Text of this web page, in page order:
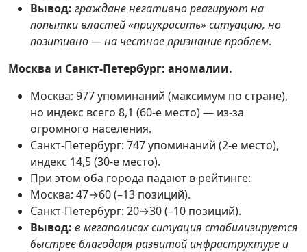
Вывод: граждане негативно реагируют на
попытки властей «приукрасить» ситуацию, но
позитивно — на честное признание проблем.
Москва и Санкт-Петербург: аномалии.
Москва: 977 упоминаний (максимум по стране),
но индекс всего 8,1 (60-е место) — из-за
огромного населения.
Санкт-Петербург: 747 упоминаний (2-е место),
индекс 14,5 (30-е место).
При этом оба города падают в рейтинге:
Москва: 47→60 (–13 позиций).
Санкт-Петербург: 20→30 (–10 позиций).
Вывод: в мегаполисах ситуация стабилизируется
быстрее благодаря развитой инфраструктуре и